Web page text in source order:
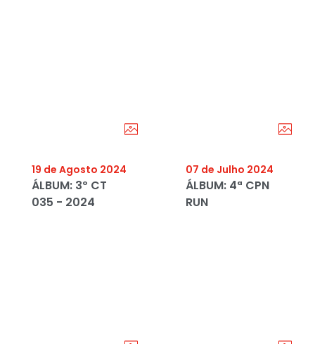
19 de Agosto 2024
ÁLBUM: 3º CT
035 - 2024
07 de Julho 2024
ÁLBUM: 4ª CPN
RUN